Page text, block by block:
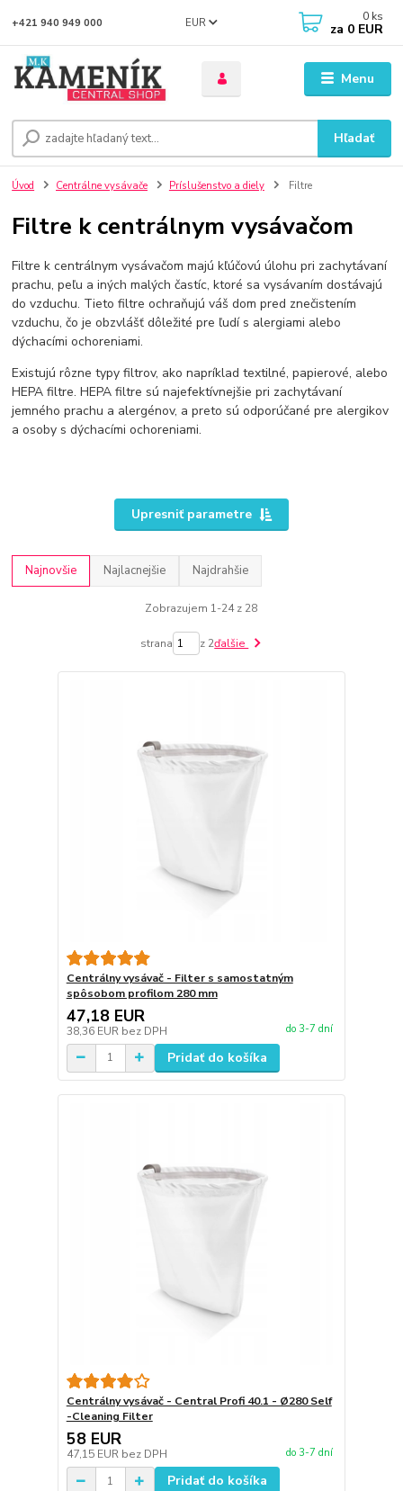
Menu
EUR
Hľadať
+421 940 949 000 0 ks
za 0 EUR
Úvod Centrálne vysávače Príslušenstvo a diely Filtre
Filtre k centrálnym vysávačom
Filtre k centrálnym vysávačom majú kľúčovú úlohu pri zachytávaní
prachu, peľu a iných malých častíc, ktoré sa vysávaním dostávajú
do vzduchu. Tieto filtre ochraňujú váš dom pred znečistením
vzduchu, čo je obzvlášť dôležité pre ľudí s alergiami alebo
dýchacími ochoreniami.
Existujú rôzne typy filtrov, ako napríklad textilné, papierové, alebo
HEPA filtre. HEPA filtre sú najefektívnejšie pri zachytávaní
jemného prachu a alergénov, a preto sú odporúčané pre alergikov
a osoby s dýchacími ochoreniami.
Upresniť parametre
Najnovšie Najlacnejšie Najdrahšie
Zobrazujem 1-24 z 28
strana z 2ďalšie
Centrálny vysávač - Filter s samostatným
spôsobom profilom 280 mm
47,18 EUR
38,36 EUR bez DPH do 3-7 dní
Pridať do košíka
Centrálny vysávač - Central Profi 40.1 - Ø280 Self
-Cleaning Filter
58 EUR
47,15 EUR bez DPH do 3-7 dní
Pridať do košíka